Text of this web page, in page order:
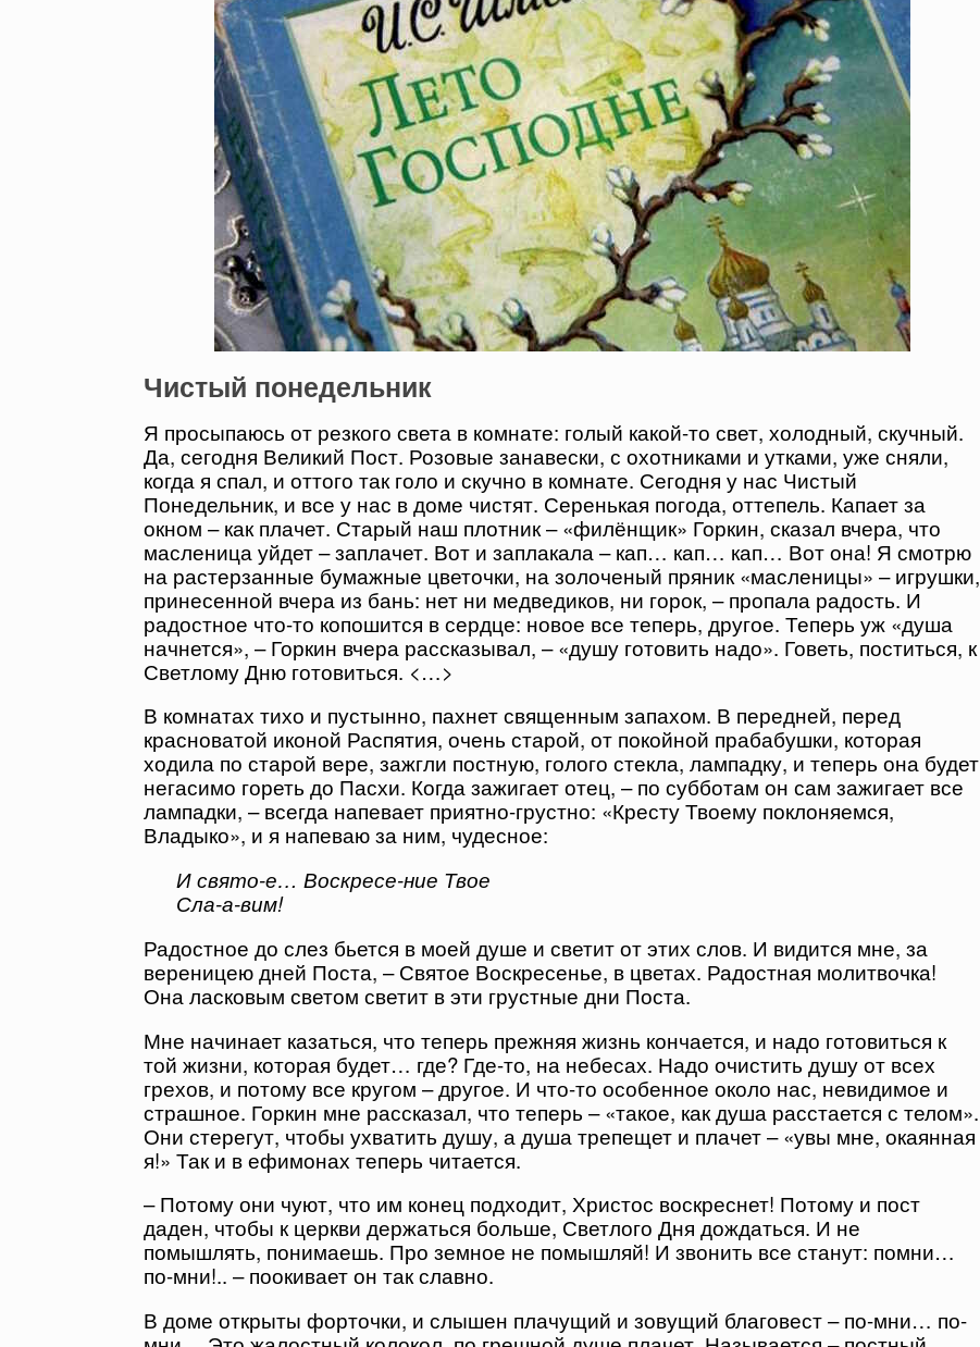
Чистый понедельник
Я просыпаюсь от резкого света в комнате: голый какой-то свет, холодный, скучный.
Да, сегодня Великий Пост. Розовые занавески, с охотниками и утками, уже сняли,
когда я спал, и оттого так голо и скучно в комнате. Сегодня у нас Чистый
Понедельник, и все у нас в доме чистят. Серенькая погода, оттепель. Капает за
окном – как плачет. Старый наш плотник – «филёнщик» Горкин, сказал вчера, что
масленица уйдет – заплачет. Вот и заплакала – кап… кап… кап… Вот она! Я смотрю
на растерзанные бумажные цветочки, на золоченый пряник «масленицы» – игрушки,
принесенной вчера из бань: нет ни медведиков, ни горок, – пропала радость. И
радостное что-то копошится в сердце: новое все теперь, другое. Теперь уж «душа
начнется», – Горкин вчера рассказывал, – «душу готовить надо». Говеть, поститься, к
Светлому Дню готовиться. <…>
В комнатах тихо и пустынно, пахнет священным запахом. В передней, перед
красноватой иконой Распятия, очень старой, от покойной прабабушки, которая
ходила по старой вере, зажгли постную, голого стекла, лампадку, и теперь она будет
негасимо гореть до Пасхи. Когда зажигает отец, – по субботам он сам зажигает все
лампадки, – всегда напевает приятно-грустно: «Кресту Твоему поклоняемся,
Владыко», и я напеваю за ним, чудесное:
И свято-е… Воскресе-ние Твое
Сла-а-вим!
Радостное до слез бьется в моей душе и светит от этих слов. И видится мне, за
вереницею дней Поста, – Святое Воскресенье, в цветах. Радостная молитвочка!
Она ласковым светом светит в эти грустные дни Поста.
Мне начинает казаться, что теперь прежняя жизнь кончается, и надо готовиться к
той жизни, которая будет… где? Где-то, на небесах. Надо очистить душу от всех
грехов, и потому все кругом – другое. И что-то особенное около нас, невидимое и
страшное. Горкин мне рассказал, что теперь – «такое, как душа расстается с телом».
Они стерегут, чтобы ухватить душу, а душа трепещет и плачет – «увы мне, окаянная
я!» Так и в ефимонах теперь читается.
– Потому они чуют, что им конец подходит, Христос воскреснет! Потому и пост
даден, чтобы к церкви держаться больше, Светлого Дня дождаться. И не
помышлять, понимаешь. Про земное не помышляй! И звонить все станут: помни…
по-мни!.. – поокивает он так славно.
В доме открыты форточки, и слышен плачущий и зовущий благовест – по-мни… по-